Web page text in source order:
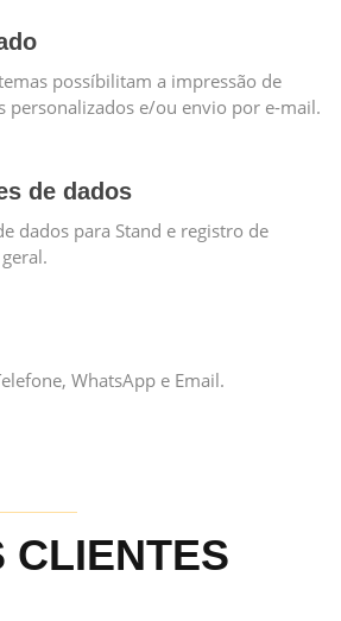
possíbilitam a impressão de
personalizados e/ou envio por e-mail.
de dados
dados para Stand e registro de
WhatsApp e Email.
CLIENTES